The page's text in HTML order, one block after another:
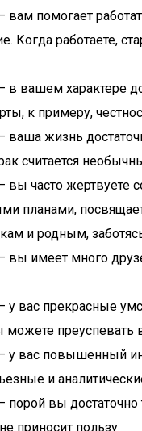
вам помогает
Когда работаете,
в вашем характере
к примеру,
ваша жизнь
считается
вы часто жертвуете
планами,
и родным,
вы имеет много
у вас прекрасные
можете преуспевать
у вас повышенный
и
порой вы
приносит пользу.